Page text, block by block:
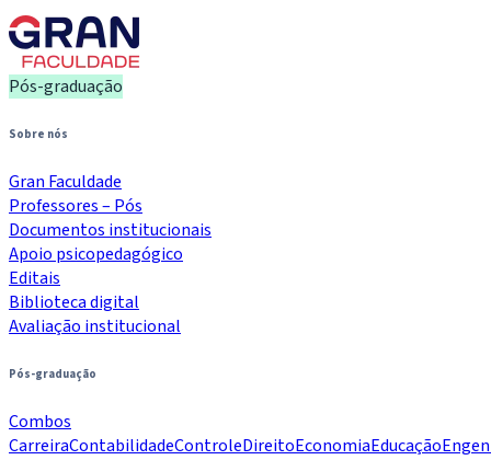
Pós-graduação
Sobre nós
Gran Faculdade
Professores – Pós
Documentos institucionais
Apoio psicopedagógico
Editais
Biblioteca digital
Avaliação institucional
Pós-graduação
Combos
CarreiraContabilidadeControleDireitoEconomiaEducação